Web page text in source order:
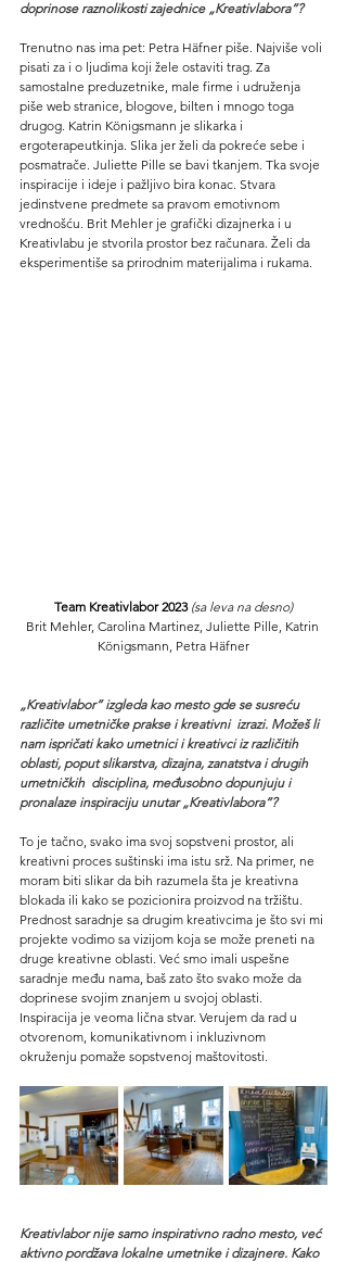
doprinose raznolikosti zajednice „Kreativlabora“?
Trenutno nas ima pet: Petra Häfner piše. Najviše voli
pisati za i o ljudima koji žele ostaviti trag. Za
samostalne preduzetnike, male firme i udruženja
piše web stranice, blogove, bilten i mnogo toga
drugog. Katrin Königsmann je slikarka i
ergoterapeutkinja. Slika jer želi da pokreće sebe i
posmatrače. Juliette Pille se bavi tkanjem. Tka svoje
inspiracije i ideje i pažljivo bira konac. Stvara
jedinstvene predmete sa pravom emotivnom
vrednošću. Brit Mehler je grafički dizajnerka i u
Kreativlabu je stvorila prostor bez računara. Želi da
eksperimentiše sa prirodnim materijalima i rukama.
Team Kreativlabor 2023 (sa leva na desno)
Brit Mehler, Carolina Martinez, Juliette Pille, Katrin
Königsmann, Petra Häfner
„Kreativlabor“ izgleda kao mesto gde se susreću
različite umetničke prakse i kreativni  izrazi. Možeš li
nam ispričati kako umetnici i kreativci iz različitih
oblasti, poput slikarstva, dizajna, zanatstva i drugih
umetničkih  disciplina, međusobno dopunjuju i
pronalaze inspiraciju unutar „Kreativlabora“?
To je tačno, svako ima svoj sopstveni prostor, ali
kreativni proces suštinski ima istu srž. Na primer, ne
moram biti slikar da bih razumela šta je kreativna
blokada ili kako se pozicionira proizvod na tržištu.
Prednost saradnje sa drugim kreativcima je što svi mi
projekte vodimo sa vizijom koja se može preneti na
druge kreativne oblasti. Već smo imali uspešne
saradnje među nama, baš zato što svako može da
doprinese svojim znanjem u svojoj oblasti.
Inspiracija je veoma lična stvar. Verujem da rad u
otvorenom, komunikativnom i inkluzivnom
okruženju pomaže sopstvenoj maštovitosti.
Kreativlabor nije samo inspirativno radno mesto, već
aktivno pordžava lokalne umetnike i dizajnere. Kako